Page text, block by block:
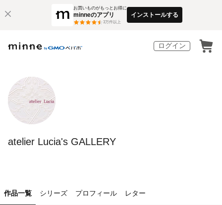
お買いものがもっとお得に
minneのアプリ
3万件以上
インストールする
ログイン
atelier Lucia's GALLERY
作品一覧 シリーズ プロフィール レター